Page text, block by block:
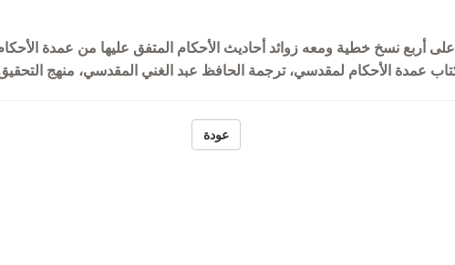
أربع نسخ خطية ومعه زوائد أحاديث الأحكام المتفق عليها من عمدة
عمدة الأحكام لمقدسي، ترجمة الحافظ عبد الغني المقدسي، منهج
عودة